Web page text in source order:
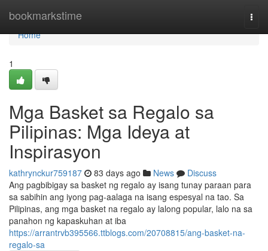
bookmarkstime
Home
Home
1
Mga Basket sa Regalo sa
Pilipinas: Mga Ideya at
Inspirasyon
kathrynckur759187 83 days ago News
Discuss
Ang pagbibigay sa basket ng regalo ay isang tunay paraan para
sa sabihin ang iyong pag-aalaga na isang espesyal na tao. Sa
Pilipinas, ang mga basket na regalo ay lalong popular, lalo na sa
panahon ng kapaskuhan at iba
https://arrantrvb395566.ttblogs.com/20708815/ang-basket-na-
regalo-sa